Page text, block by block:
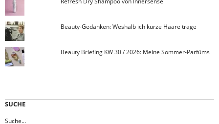
Beauty-Gedanken: Weshalb ich kurze Haare trage
Beauty Briefing KW 30 / 2026: Meine Sommer-Parfüms
SUCHE